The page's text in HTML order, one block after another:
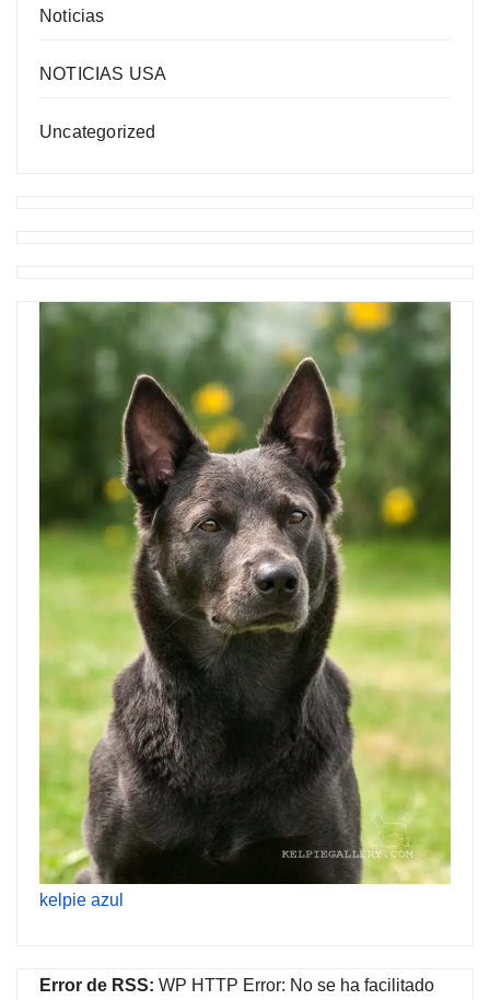
Noticias
NOTICIAS USA
Uncategorized
kelpie azul
Error de RSS: WP HTTP Error: No se ha facilitado